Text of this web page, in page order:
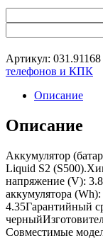
Артикул: 031.91168
телефонов и КПК
Описание
Описание
Аккумулятор
Liquid S2
напряжение (V):
аккумулятора
4.35Гарантийный
Совместимые